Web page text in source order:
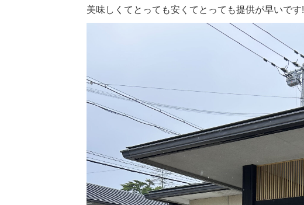
美味しくてとっても安くてとっても提供が早いです!